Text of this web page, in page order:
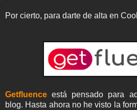
Por cierto, para darte de alta en
Getfluenceestá pensado para
blog. Hasta ahora no he visto la